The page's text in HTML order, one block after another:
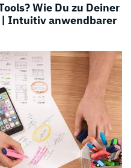
Wie Du zu Deiner
| Intuitiv anwendbarer